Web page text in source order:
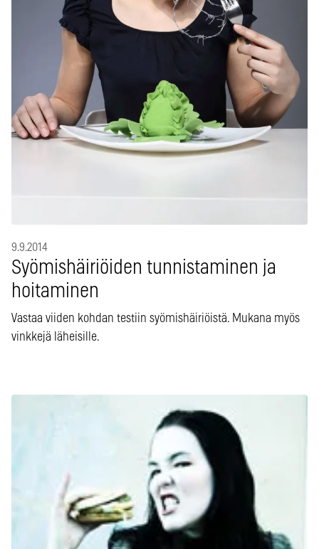
9.9.2014
Syömishäiriöiden tunnistaminen ja
hoitaminen
Vastaa viiden kohdan testiin syömishäiriöistä. Mukana myös
vinkkejä läheisille.